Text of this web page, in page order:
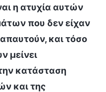
η ατυχία αυτών
που δεν είχαν
και τόσο
μείνει
κατάσταση
και της